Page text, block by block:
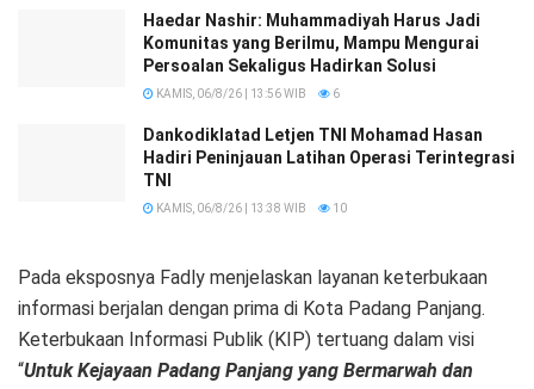
Haedar Nashir: Muhammadiyah Harus Jadi
Komunitas yang Berilmu, Mampu Mengurai
Persoalan Sekaligus Hadirkan Solusi
KAMIS, 06/8/26 | 13:56 WIB 6
Dankodiklatad Letjen TNI Mohamad Hasan
Hadiri Peninjauan Latihan Operasi Terintegrasi
TNI
KAMIS, 06/8/26 | 13:38 WIB 10
Pada eksposnya Fadly menjelaskan layanan keterbukaan
informasi berjalan dengan prima di Kota Padang Panjang.
Keterbukaan Informasi Publik (KIP) tertuang dalam visi
“Untuk Kejayaan Padang Panjang yang Bermarwah dan